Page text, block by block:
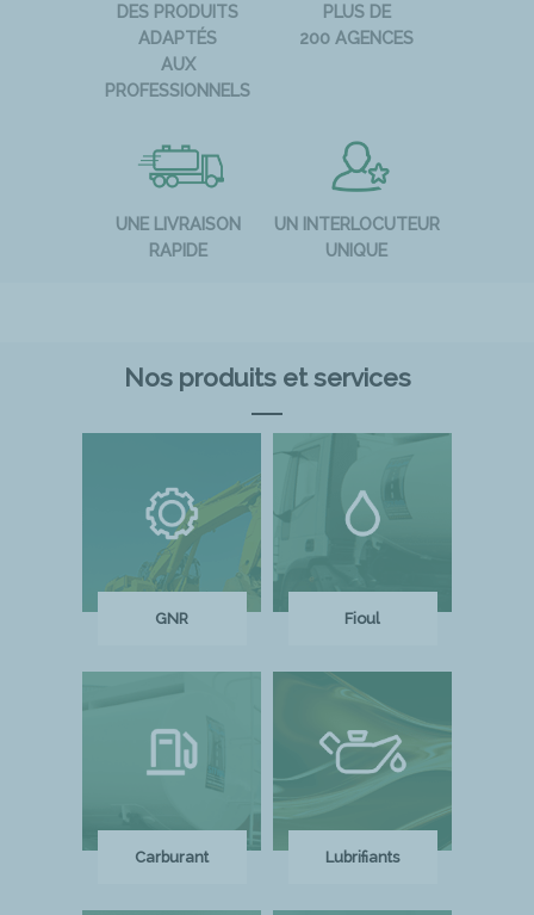
DES PRODUITS
ADAPTÉS
AUX
PROFESSIONNELS
PLUS DE
200 AGENCES
UNE LIVRAISON
RAPIDE
UN INTERLOCUTEUR
UNIQUE
Nos produits et services
GNR Fioul
Carburant Lubrifiants